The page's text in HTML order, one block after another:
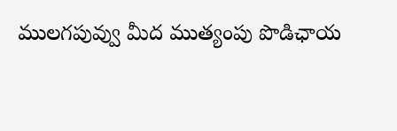
ములగపువ్వు మీద ముత్యంపు పొడిఛాయ